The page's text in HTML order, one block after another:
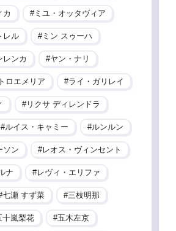
カ ミユ・オッタヴィア
レル ミン スゥーハ
レンカ ヤン・ナリ
ロエメリア ライ・ガリレイ
リクサ ディレンドラ
ルイス・キャミー ルンルン
ソン レオス・ヴィンセント
ナ レヴィ・エリファ
七瀬 すず菜 三枝明那
十嵐梨花 五木左京